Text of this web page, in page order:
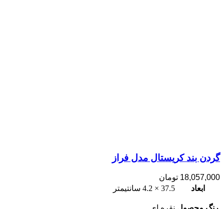
گردن بند کریستال مدل فراز
18,057,000 تومان
ابعاد
37.5 × 4.2 سانتیمتر